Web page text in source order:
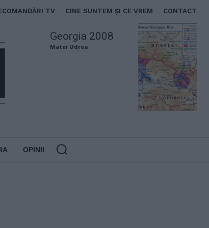
TV CINE SUNTEM ȘI CE VREM CONTACT
Georgia 2008
Matei Udrea
OPINII